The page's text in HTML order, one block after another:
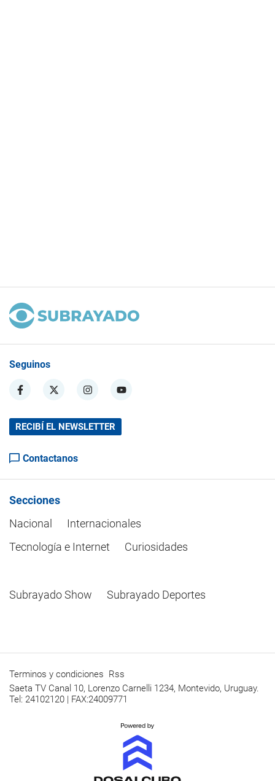
Seguinos
RECIBÍ EL NEWSLETTER
Contactanos
Secciones
Nacional
Internacionales
Tecnología e Internet
Curiosidades
Subrayado Show Subrayado Deportes
Terminos y condiciones Rss
Saeta TV Canal 10, Lorenzo Carnelli 1234, Montevido, Uruguay.
Tel: 24102120 | FAX:24009771